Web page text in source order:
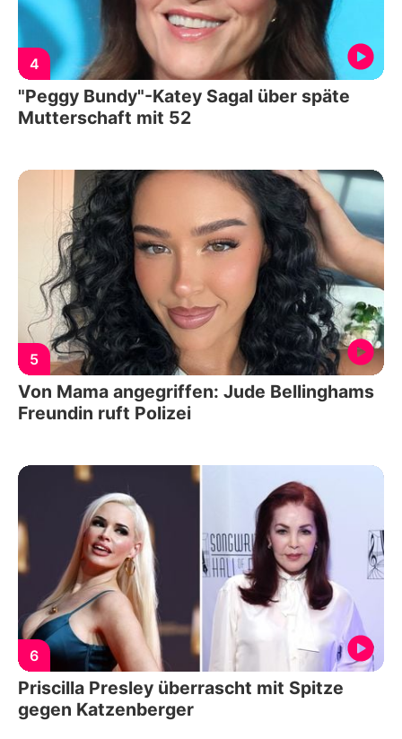
4
"Peggy Bundy"-Katey Sagal über späte
Mutterschaft mit 52
5
Von Mama angegriffen: Jude Bellinghams
Freundin ruft Polizei
6
Priscilla Presley überrascht mit Spitze
gegen Katzenberger